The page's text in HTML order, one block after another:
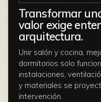
Transformar
valor exige
arquitectura.
Unir salón y cocina,
dormitorios solo
instalaciones,
y materiales se
intervención.